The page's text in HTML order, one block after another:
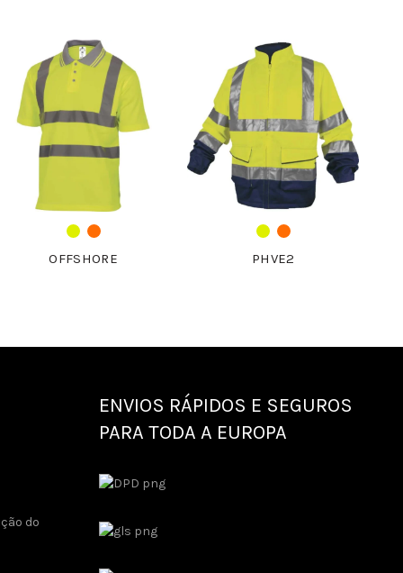
OFFSHORE PHVE2
do
ENVIOS RÁPIDOS E SEGUROS
PARA TODA A EUROPA